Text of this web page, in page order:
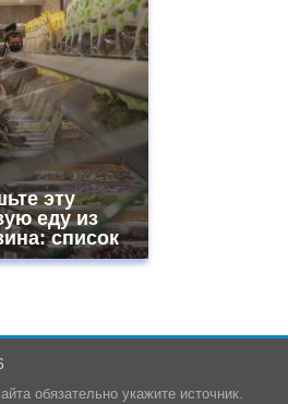
эту
еду из
список
обязательно укажите источник.